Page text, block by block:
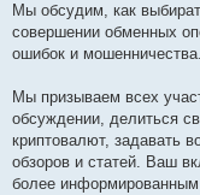
Мы обсудим, как
совершении обменных
ошибок и мошенничества.
Мы призываем всех
обсуждении, делиться
криптовалют, задавать
обзоров и статей. Ваш
более